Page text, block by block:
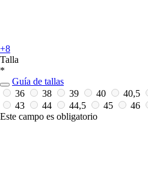
+8
Talla
*
Guía de tallas
36
38 39 40 40,5
43
44 44,5 45 46
Este campo es obligatorio